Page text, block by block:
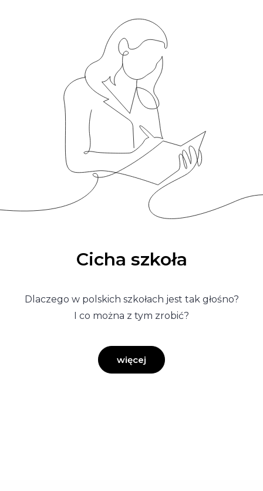
Cicha szkoła
Dlaczego w polskich szkołach jest tak głośno?
I co można z tym zrobić?
więcej